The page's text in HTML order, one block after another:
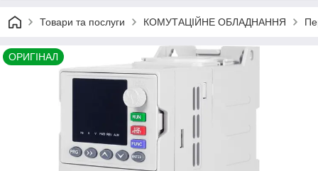
Товари та послуги КОМУТАЦІЙНЕ ОБЛАДНАННЯ
ОРИГІНАЛ